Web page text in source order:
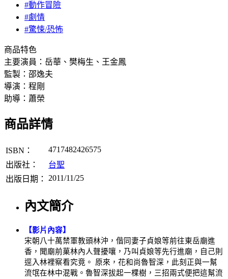
#動作冒險
#劇情
#驚悚/恐怖
商品特色
主要演員：岳華、樊梅生、王金鳳
監製：邵逸夫
導演：程剛
助導：蕭榮
商品詳情
ISBN：
4717482426575
出版社：
台聖
出版日期：
2011/11/25
內文簡介
【影片內容】
宋朝八十萬禁軍教頭林沖，偕同妻子貞娘等前往東岳廟進
香，聞廟前菓林內人聲擾嚷，乃叫貞娘等先行進廟，自己則
逕入林裡察看究竟。 原來，花和尚魯智深，此刻正與一幫
流氓在林中混戰。魯智深拔起一棵樹，三招兩式便把這幫流